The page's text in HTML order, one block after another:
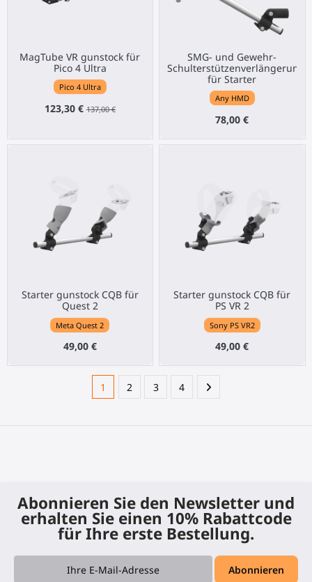
MagTube VR gunstock für
Pico 4 Ultra
Pico 4 Ultra
123,30 € 137,00 €
SMG- und Gewehr-
Schulterstützenverlängerung
für Starter
Any HMD
78,00 €
Starter gunstock CQB für
Quest 2
Meta Quest 2
49,00 €
Starter gunstock CQB für
PS VR 2
Sony PS VR2
49,00 €
1 2 3 4
Abonnieren Sie den Newsletter und
erhalten Sie einen 10% Rabattcode
für Ihre erste Bestellung.